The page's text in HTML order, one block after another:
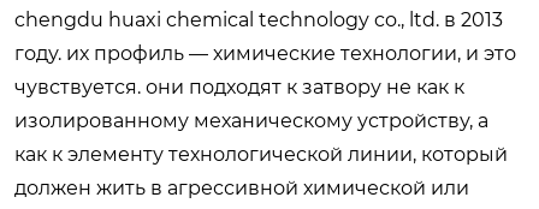
chengdu huaxi chemical technology co., ltd. в 2013
году. их профиль — химические технологии, и это
чувствуется. они подходят к затвору не как к
изолированному механическому устройству, а
как к элементу технологической линии, который
должен жить в агрессивной химической или